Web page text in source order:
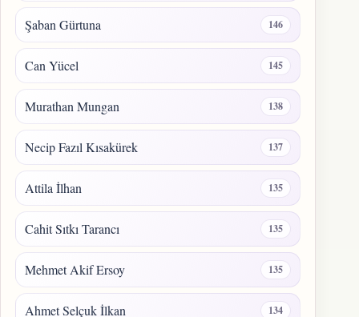
Şaban Gürtuna 146
Can Yücel 145
Murathan Mungan 138
Necip Fazıl Kısakürek 137
Attila İlhan 135
Cahit Sıtkı Tarancı 135
Mehmet Akif Ersoy 135
Ahmet Selçuk İlkan 134